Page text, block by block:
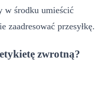
w środku umieścić
zaadresować przesyłkę.
zwrotną?